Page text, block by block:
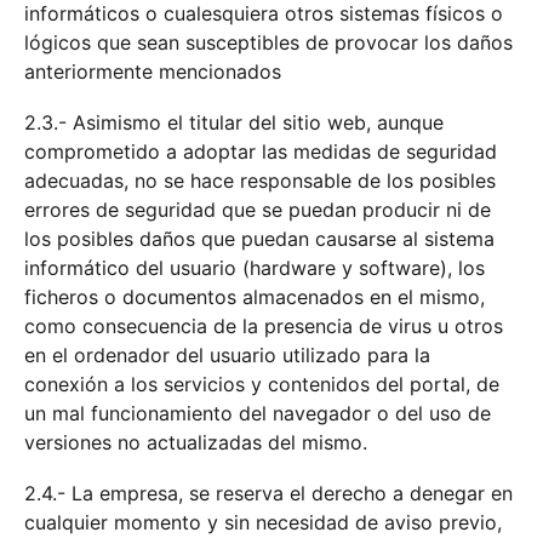
informáticos o cualesquiera otros sistemas físicos o
lógicos que sean susceptibles de provocar los daños
anteriormente mencionados
2.3.- Asimismo el titular del sitio web, aunque
comprometido a adoptar las medidas de seguridad
adecuadas, no se hace responsable de los posibles
errores de seguridad que se puedan producir ni de
los posibles daños que puedan causarse al sistema
informático del usuario (hardware y software), los
ficheros o documentos almacenados en el mismo,
como consecuencia de la presencia de virus u otros
en el ordenador del usuario utilizado para la
conexión a los servicios y contenidos del portal, de
un mal funcionamiento del navegador o del uso de
versiones no actualizadas del mismo.
2.4.- La empresa, se reserva el derecho a denegar en
cualquier momento y sin necesidad de aviso previo,